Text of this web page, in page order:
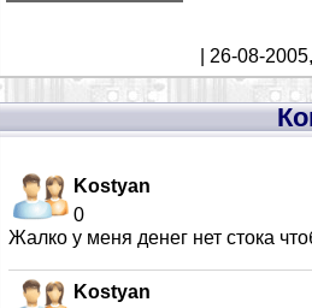
| 26-08-
Kostyan
0
Жалко у меня денег нет стока
Kostyan